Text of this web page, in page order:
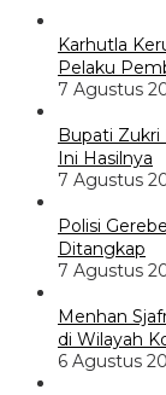
Karhutla
Pelaku
7 Agustus
Bupati Zukri
Ini Hasilnya
7 Agustus
Polisi
Ditangkap
7 Agustus
Menhan
di Wilayah
6 Agustus